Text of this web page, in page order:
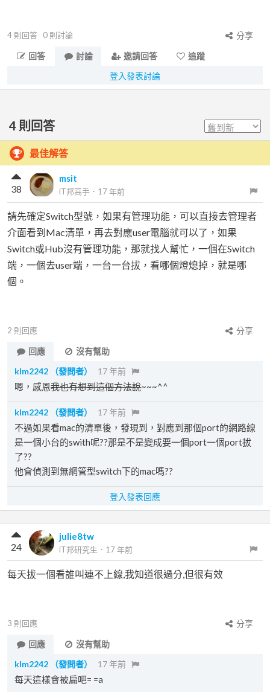
4 則回答 0 則討論
分享
回答
討論 邀請回答
追蹤
登入發表討論
4 則回答
最佳解答
msit
iT邦高手 ． 17 年前
38
請先確定Switch型號，如果有管理功能，可以直接去管理者
介面看到Mac清單，再去對應user電腦就可以了，如果
Switch或Hub沒有管理功能，那就找人幫忙，一個在Switch
端，一個去user端，一台一台拔，看哪個燈熄掉，就是哪
個。
2 則回應
分享
回應
沒有幫助
klm2242
（發問者） 17 年前
嗯，感恩我也有想到這個方法說~~~^^
klm2242 （發問者） 17 年前
不過如果看mac的清單後，發現到，對應到那個port的網路線
是一個小台的swith呢??那是不是變成要一個port一個port拔
了??
他會偵測到無網管型switch下的mac嗎??
登入發表回應
julie8tw
iT邦研究生 ． 17 年前
24
每天拔一個看誰叫連不上線,我知道很過分,但很有效
3 則回應
分享
回應
沒有幫助
klm2242
（發問者） 17 年前
每天這樣會被扁吧= =a